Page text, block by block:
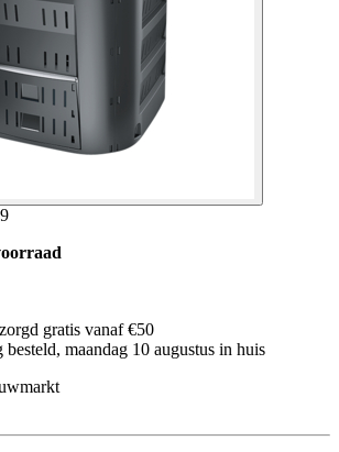
gratis vanaf €50
besteld, maandag 10 augustus in huis